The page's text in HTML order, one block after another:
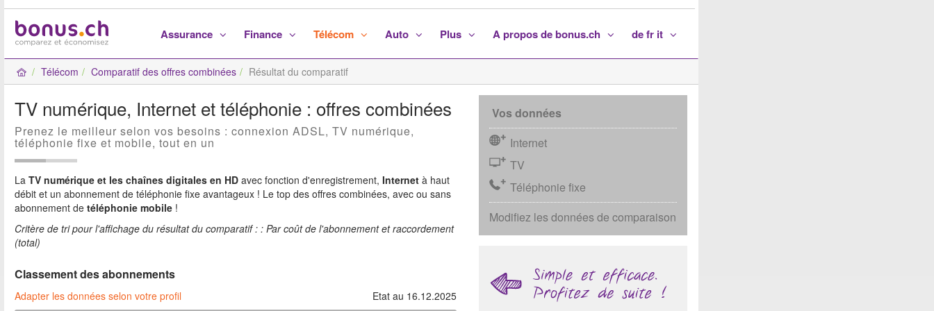
Assurance Finance Télécom Auto Plus A propos de bonus.ch de fr it
Télécom Comparatif des offres combinées Résultat du comparatif
TV numérique, Internet et téléphonie : offres combinées
Prenez le meilleur selon vos besoins : connexion ADSL, TV numérique,
téléphonie fixe et mobile, tout en un
La TV numérique et les chaînes digitales en HD avec fonction d'enregistrement, Internet à haut
débit et un abonnement de téléphonie fixe avantageux ! Le top des offres combinées, avec ou sans
abonnement de téléphonie mobile !
Critère de tri pour l'affichage du résultat du comparatif : : Par coût de l'abonnement et raccordement
(total)
Classement des abonnements
Adapter les données selon votre profil
Etat au 16.12.2025
Vos données
Internet
TV
Téléphonie fixe
Modifiez les données de comparaison